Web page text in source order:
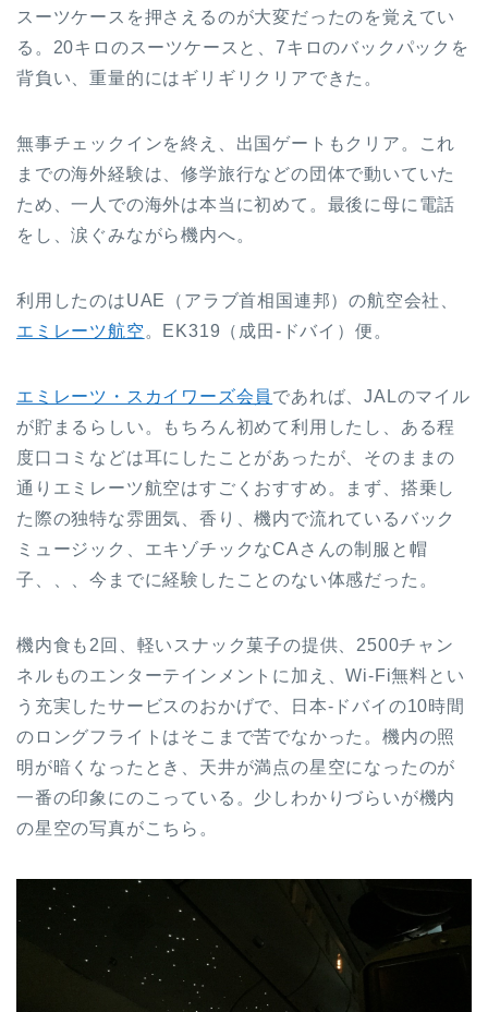
スーツケースを押さえるのが大変だったのを覚えてい
る。20キロのスーツケースと、7キロのバックパックを
背負い、重量的にはギリギリクリアできた。
無事チェックインを終え、出国ゲートもクリア。これ
までの海外経験は、修学旅行などの団体で動いていた
ため、一人での海外は本当に初めて。最後に母に電話
をし、涙ぐみながら機内へ。
利用したのはUAE（アラブ首相国連邦）の航空会社、
エミレーツ航空 。EK319（成田-ドバイ）便。
エミレーツ・スカイワーズ会員 であれば、JALのマイル
が貯まるらしい。もちろん初めて利用したし、ある程
度口コミなどは耳にしたことがあったが、そのままの
通りエミレーツ航空はすごくおすすめ。まず、搭乗し
た際の独特な雰囲気、香り、機内で流れているバック
ミュージック、エキゾチックなCAさんの制服と帽
子、、、今までに経験したことのない体感だった。
機内食も2回、軽いスナック菓子の提供、2500チャン
ネルものエンターテインメントに加え、Wi-Fi無料とい
う充実したサービスのおかげで、日本-ドバイの10時間
のロングフライトはそこまで苦でなかった。機内の照
明が暗くなったとき、天井が満点の星空になったのが
一番の印象にのこっている。少しわかりづらいが機内
の星空の写真がこちら。